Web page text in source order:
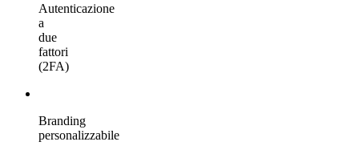
Autenticazione
a
due
fattori
(2FA)
Branding
personalizzabile